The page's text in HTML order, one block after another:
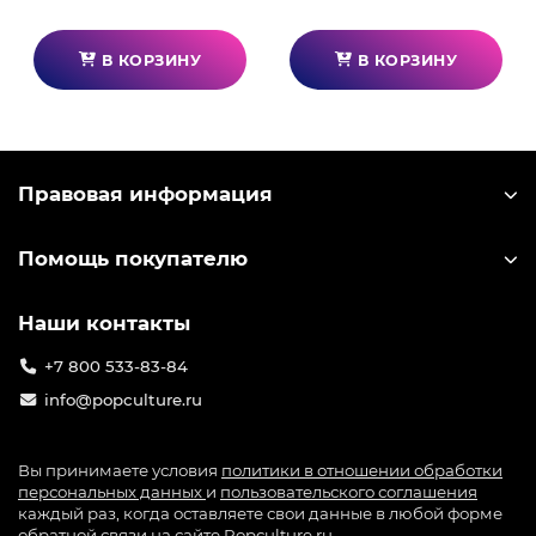
В КОРЗИНУ В КОРЗИНУ
Правовая информация
Помощь покупателю
Наши контакты
+7 800 533-83-84
info@popculture.ru
Вы принимаете условия политики в отношении обработки
персональных данных и пользовательского соглашения
каждый раз, когда оставляете свои данные в любой форме